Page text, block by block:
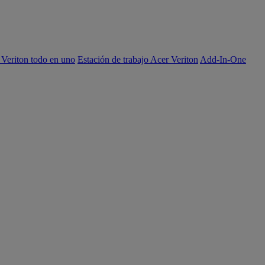
todo en uno Estación de trabajo Acer Veriton Add-In-One